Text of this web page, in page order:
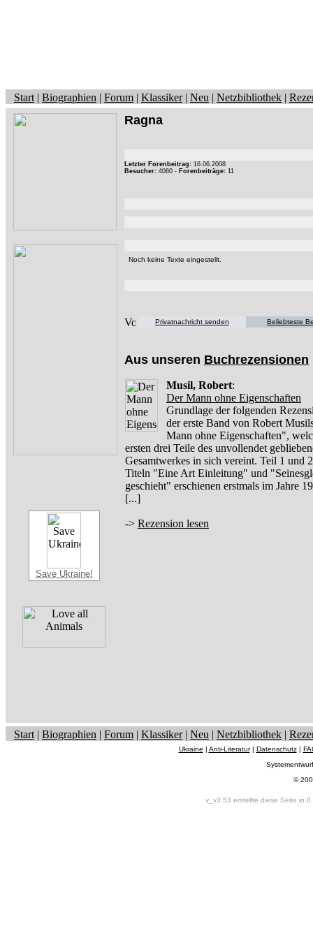
Start | Biographien | Forum | Klassiker| Neu | Netzbibliothek |
Save Ukraine!
Ragna
Letzter Forenbeitrag: 16.06.2008
Besucher: 4060 - Forenbeiträge: 11
Noch keine Texte eingestellt.
Privatnachricht senden Beliebteste
Aus unseren Buchrezensionen
Musil, Robert:
Der Mann ohne Eigenschaften
Grundlage der folgenden
der erste Band von Robert
Mann ohne Eigenschaften",
ersten drei Teile des unvollendet
Gesamtwerkes in sich vereint. Teil 1 und
Titeln "Eine Art Einleitung" und
geschieht" erschienen erstmals im Jahre
[...]
-> Rezension lesen
Start | Biographien | Forum | Klassiker| Neu | Netzbibliothek |
Ukraine | Anti-Literatur| Datenschutz|
©
v_v3.53 erstellte diese Seite in